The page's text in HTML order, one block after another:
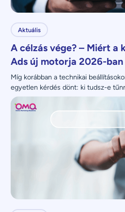
Aktuális
A célzás vége? – Miért a
Ads új motorja 2026-ban
Míg korábban a technikai
egyetlen kérdés dönt: ki tudsz-e
üzenettel?